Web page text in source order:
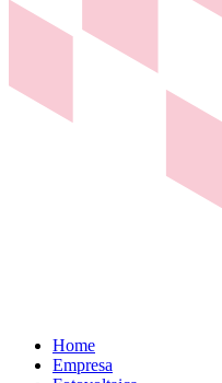
Home
Empresa